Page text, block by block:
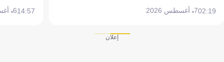
02:197 أغسطس 2026 14:576 أغسطس 2026
إعلان